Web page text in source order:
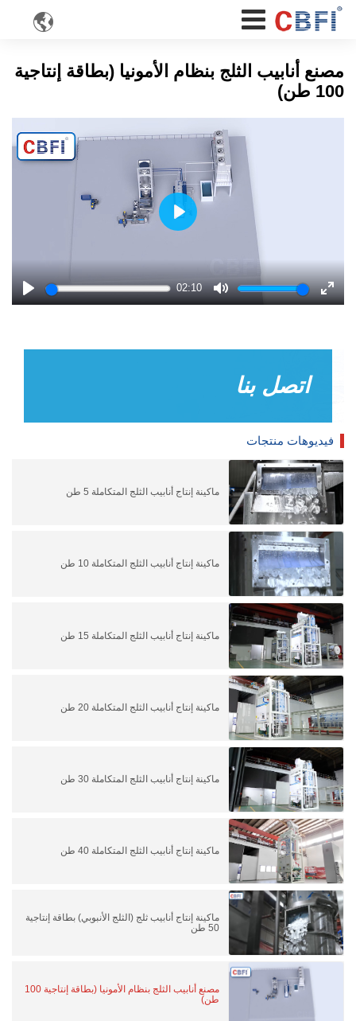

مصنع أنابيب الثلج بنظام الأمونيا (بطاقة إنتاجية
100 طن)
Play
02:10
Mute
Enter
Play
اتصل بنا
فيديوهات منتجات
ماكينة إنتاج أنابيب الثلج المتكاملة 5 طن
ماكينة إنتاج أنابيب الثلج المتكاملة 10 طن
ماكينة إنتاج أنابيب الثلج المتكاملة 15 طن
ماكينة إنتاج أنابيب الثلج المتكاملة 20 طن
ماكينة إنتاج أنابيب الثلج المتكاملة 30 طن
ماكينة إنتاج أنابيب الثلج المتكاملة 40 طن
ماكينة إنتاج أنابيب ثلج (الثلج الأنبوبي) بطاقة إنتاجية
50 طن
مصنع أنابيب الثلج بنظام الأمونيا (بطاقة إنتاجية 100
طن)